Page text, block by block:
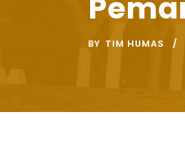
BY TIM HUMAS